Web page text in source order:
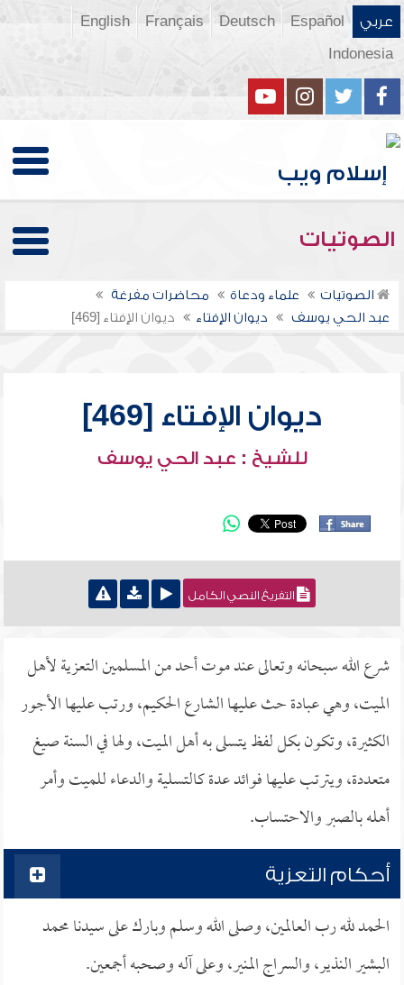
عربي Español
Deutsch
Français
English
Indonesia
الصوتيات
الصوتيات علماء ودعاة
محاضرات مفرغة
عبد الحي يوسف
ديوان الإفتاء ديوان الإفتاء [469]
ديوان الإفتاء [469]
للشيخ : عبد الحي يوسف
التفريغ النصي الكامل
شرع الله سبحانه وتعالى عند موت أحد من المسلمين التعزية لأهل
الميت، وهي عبادة حث عليها الشارع الحكيم، ورتب عليها الأجور
الكثيرة، وتكون بكل لفظ يتسلى به أهل الميت، ولها في السنة صيغ
متعددة، ويترتب عليها فوائد عدة كالتسلية والدعاء للميت وأمر
أهله بالصبر والاحتساب.
أحكام التعزية
الحمد لله رب العالمين، وصلى الله وسلم وبارك على سيدنا محمد
البشير النذير، والسراج المنير، وعلى آله وصحبه أجمعين.